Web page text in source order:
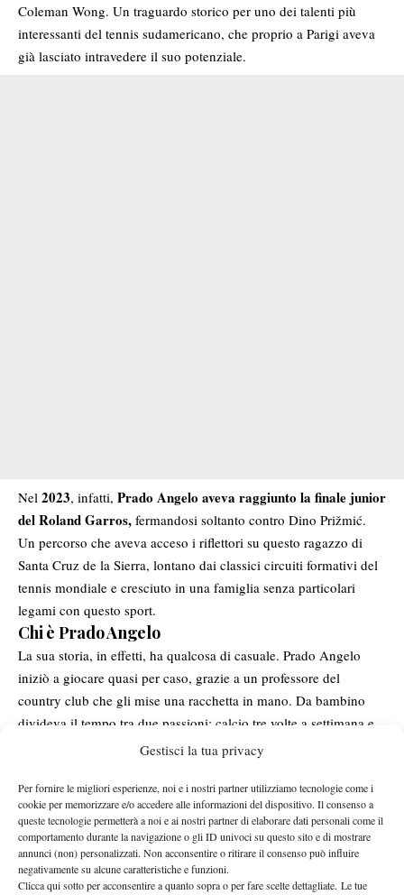
Gestisci la tua privacy
Per fornire le migliori esperienze, noi e i nostri partner utilizziamo tecnologie come i
cookie per memorizzare e/o accedere alle informazioni del dispositivo. Il consenso a
queste tecnologie permetterà a noi e ai nostri partner di elaborare dati personali come il
comportamento durante la navigazione o gli ID univoci su questo sito e di mostrare
annunci (non) personalizzati. Non acconsentire o ritirare il consenso può influire
negativamente su alcune caratteristiche e funzioni.
Clicca qui sotto per acconsentire a quanto sopra o per fare scelte dettagliate. Le tue
Coleman Wong. Un traguardo storico per uno dei talenti più
interessanti del tennis sudamericano, che proprio a Parigi aveva
già lasciato intravedere il suo potenziale.
Nel 2023, infatti, Prado Angelo aveva raggiunto la finale junior
del Roland Garros, fermandosi soltanto contro Dino Prižmić.
Un percorso che aveva acceso i riflettori su questo ragazzo di
Santa Cruz de la Sierra, lontano dai classici circuiti formativi del
tennis mondiale e cresciuto in una famiglia senza particolari
legami con questo sport.
Chi è Prado Angelo
La sua storia, in effetti, ha qualcosa di casuale. Prado Angelo
iniziò a giocare quasi per caso, grazie a un professore del
country club che gli mise una racchetta in mano. Da bambino
divideva il tempo tra due passioni: calcio tre volte a settimana e
tennis nei giorni rimanenti. In campo giocava da mediano o
lirico”, ha raccontato in passato, descrivendosi con sorprendente
lucidità. A dodici anni arrivò però la scelta definitiva: lasciare il
pallone e puntare tutto sul tennis.
Un salto nel vuoto che oggi sta iniziando a dare i suoi frutti.
2026 Prado Angeloaveva già scritto una pagina importante per